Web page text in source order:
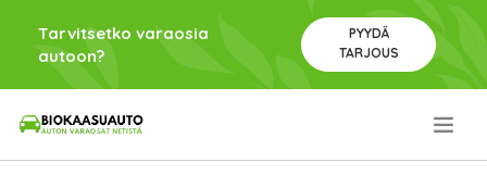
Tarvitsetko varaosia
autoon?
PYYDÄ
TARJOUS